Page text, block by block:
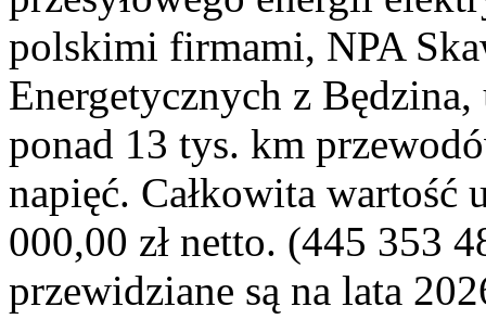
polskimi firmami, NPA
Energetycznych z
ponad 13 tys. km
napięć. Całkowita
000,00 zł netto. (445 353
przewidziane są na lata